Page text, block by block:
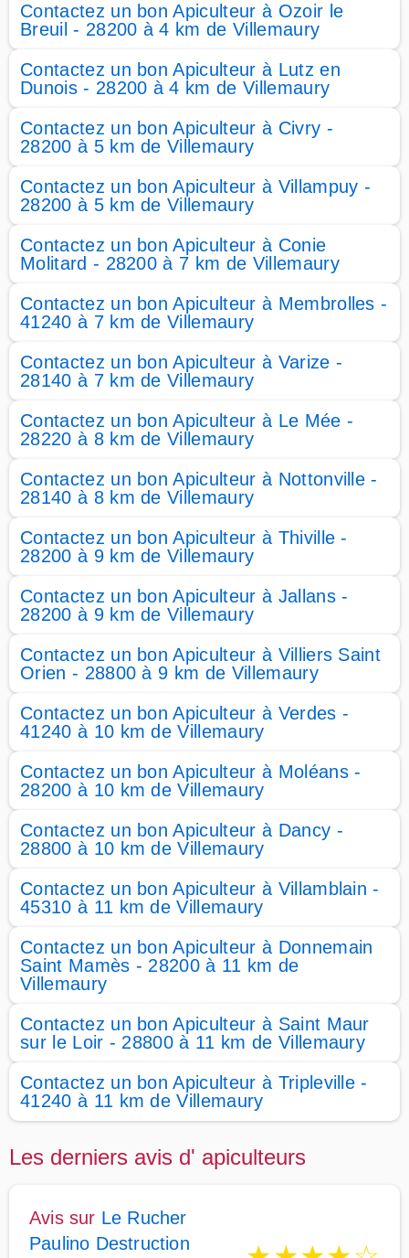
Contactez un bon Apiculteur à Ozoir le
Breuil - 28200 à 4 km de Villemaury
Contactez un bon Apiculteur à Lutz en
Dunois - 28200 à 4 km de Villemaury
Contactez un bon Apiculteur à Civry -
28200 à 5 km de Villemaury
Contactez un bon Apiculteur à Villampuy -
28200 à 5 km de Villemaury
Contactez un bon Apiculteur à Conie
Molitard - 28200 à 7 km de Villemaury
Contactez un bon Apiculteur à Membrolles -
41240 à 7 km de Villemaury
Contactez un bon Apiculteur à Varize -
28140 à 7 km de Villemaury
Contactez un bon Apiculteur à Le Mée -
28220 à 8 km de Villemaury
Contactez un bon Apiculteur à Nottonville -
28140 à 8 km de Villemaury
Contactez un bon Apiculteur à Thiville -
28200 à 9 km de Villemaury
Contactez un bon Apiculteur à Jallans -
28200 à 9 km de Villemaury
Contactez un bon Apiculteur à Villiers Saint
Orien - 28800 à 9 km de Villemaury
Contactez un bon Apiculteur à Verdes -
41240 à 10 km de Villemaury
Contactez un bon Apiculteur à Moléans -
28200 à 10 km de Villemaury
Contactez un bon Apiculteur à Dancy -
28800 à 10 km de Villemaury
Contactez un bon Apiculteur à Villamblain -
45310 à 11 km de Villemaury
Contactez un bon Apiculteur à Donnemain
Saint Mamès - 28200 à 11 km de
Villemaury
Contactez un bon Apiculteur à Saint Maur
sur le Loir - 28800 à 11 km de Villemaury
Contactez un bon Apiculteur à Tripleville -
41240 à 11 km de Villemaury
Les derniers avis d' apiculteurs
Avis sur Le Rucher
Paulino Destruction